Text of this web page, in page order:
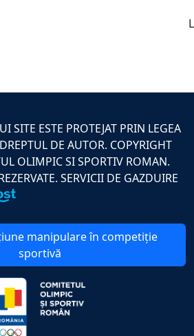
SITE ESTE PROTEJAT PRIN LEGEA
DE AUTOR. COPYRIGHT
OLIMPIC SI SPORTIV ROMAN.
SERVICII DE GAZDUIRE
manipulare în competiție
sportivă